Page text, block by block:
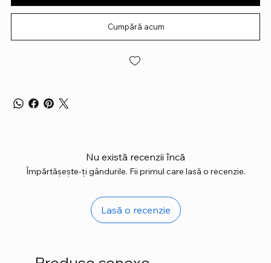
Cumpără acum
Nu există recenzii încă
Împărtășește-ți gândurile. Fii primul care lasă o recenzie.
Lasă o recenzie